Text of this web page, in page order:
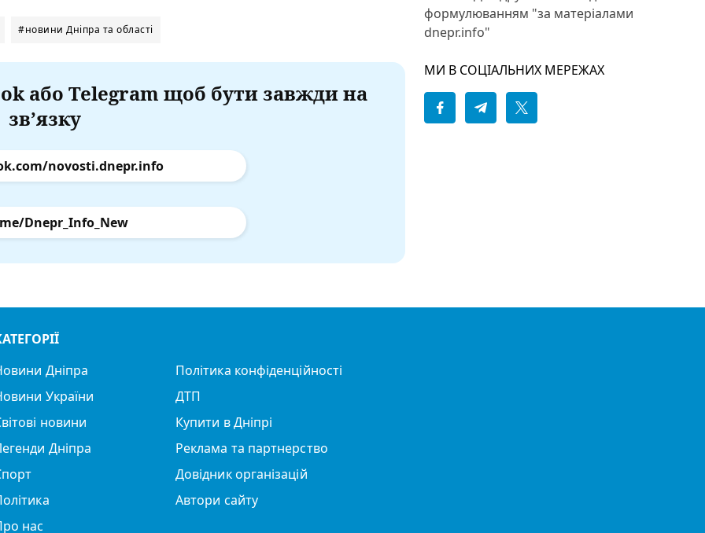
#новини Дніпра та області
або Telegram щоб бути завжди на
зв’язку
novosti.dnepr.info
Dnepr_Info_New
формулюванням "за матеріалами
dnepr.info"
МИ В СОЦІАЛЬНИХ МЕРЕЖАХ
Дніпра
України
новини
Дніпра
нас
Політика конфіденційності
ДТП
Купити в Дніпрі
Реклама та партнерство
Довідник організацій
Автори сайту